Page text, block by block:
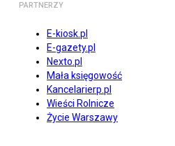
PARTNERZY
E-kiosk.pl
E-gazety.pl
Nexto.pl
Mała księgowość
Kancelarierp.pl
Wieści Rolnicze
Życie Warszawy